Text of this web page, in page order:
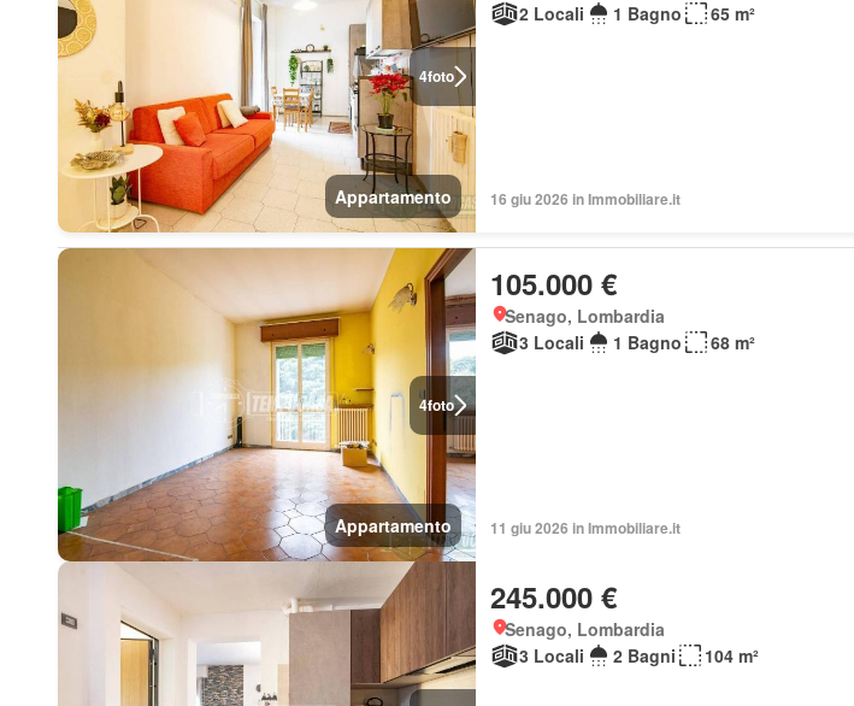
4foto
Appartamento
2 Locali
1 Bagno 65 m²
16 giu 2026 in Immobiliare.it
4foto
Appartamento
105.000 €
Senago, Lombardia
3 Locali
1 Bagno 68 m²
11 giu 2026 in Immobiliare.it
245.000 €
Senago, Lombardia
3 Locali
2 Bagni 104 m²